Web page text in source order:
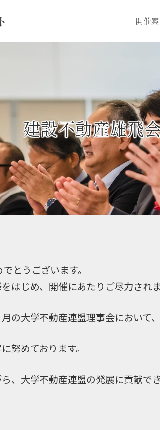
開催
建設不動産雄飛
とうございます。
はじめ、開催にあたりご尽力され
の大学不動産連盟理事会において
努めております。
、大学不動産連盟の発展に貢献で